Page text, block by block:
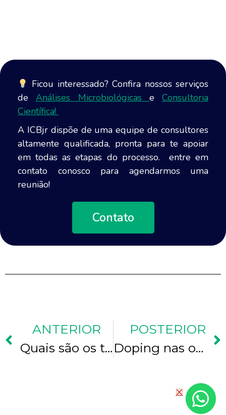
Ficou interessado? Confira nossos serviços
deAnálises Microbiológicas e Consultoria
Científica!
A ICBjr dispõe de uma equipe de consultores
altamente qualificada, pronta para te apoiar
em todas as etapas do processo. entre em
contato conosco para agendarmos uma
reunião!
Contato
ANTERIOR
Quais são os tamanhos reais dos microrganismos?
POSTERIOR
Doping nas olimpíadas